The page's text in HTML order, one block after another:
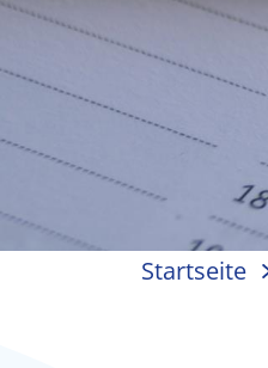
Startseite